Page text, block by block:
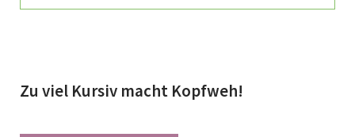
Zu viel Kursiv macht Kopfweh!